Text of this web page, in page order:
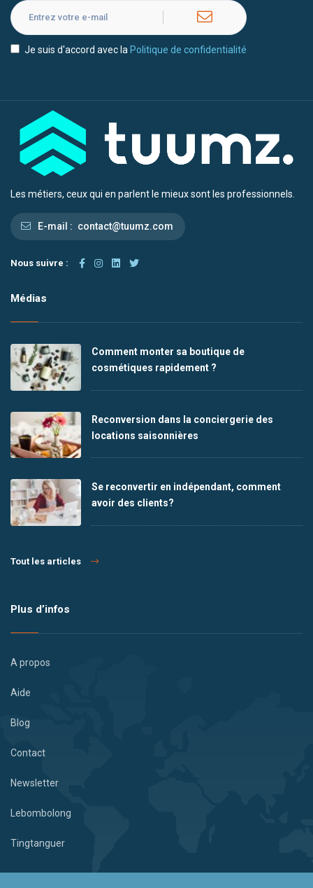
Je suis d'accord avec la Politique de confidentialité
Les métiers, ceux qui en parlent le mieux sont les professionnels.
E-mail : contact@tuumz.com
Nous suivre :
Médias
Comment monter sa boutique de
cosmétiques rapidement ?
Reconversion dans la conciergerie des
locations saisonnières
Se reconvertir en indépendant, comment
avoir des clients?
Tout les articles
Plus d’infos
A propos
Aide
Blog
Contact
Newsletter
Lebombolong
Tingtanguer